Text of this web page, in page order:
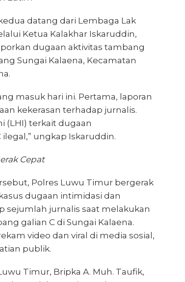
datang dari Lembaga Lak
Ketua Kalakhar Iskaruddin,
dugaan aktivitas tambang
Sungai Kalaena, Kecamatan
masuk hari ini. Pertama, laporan
kekerasan terhadap jurnalis.
(LHI) terkait dugaan
ungkap Iskaruddin.
Cepat
Polres Luwu Timur bergerak
dugaan intimidasi dan
sejumlah jurnalis saat melakukan
galian C di Sungai Kalaena.
video dan viral di media sosial,
publik.
Timur, Bripka A. Muh. Taufik,